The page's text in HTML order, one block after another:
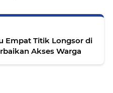
Empat Titik Longsor di
Akses Warga